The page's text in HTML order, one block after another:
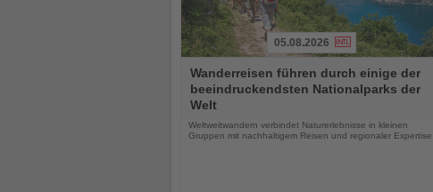
Sie
die
Nachrichten
05.08.2026
Wanderreisen führen durch einige der
beeindruckendsten Nationalparks der
Welt
Weltweitwandern verbindet Naturerlebnisse in kleinen
Gruppen mit nachhaltigem Reisen und regionaler Expertise